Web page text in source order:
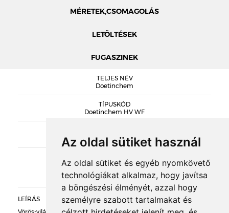
Az oldal sütiket használ
Az oldal sütiket és egyéb nyomkövető
technológiákat alkalmaz, hogy javítsa
a böngészési élményét, azzal hogy
személyre szabott tartalmakat és
MÉRETEK,CSOMAGOLÁS
LETÖLTÉSEK
FUGASZINEK
TELJES NÉV
Doetinchem
TÍPUSKÓD
Doetinchem HV WF
Engels Handvorm
LEÍRÁS
MÉRETEK
DOBOZOLÁS
TÖMEG
ENGELS PROSPEKTUS 2024